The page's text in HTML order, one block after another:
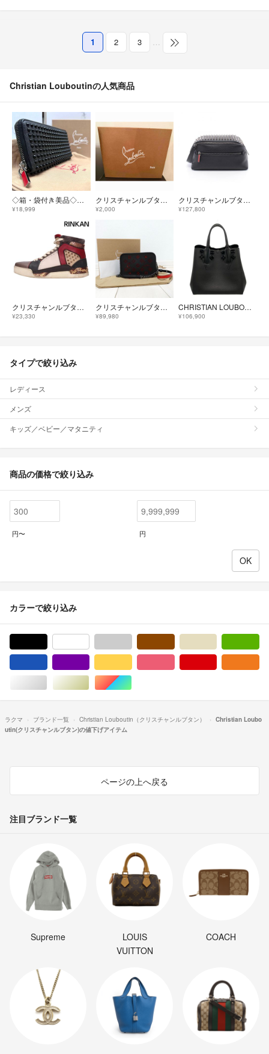
1 2 3
Christian Louboutinの人気商品
◇箱・袋付き美品◇ルブタン パネトーネ スパイクスタッズ長財布 シボ革 ブラック
¥18,999
クリスチャンルブタン louboutin 空箱
¥2,000
クリスチャンルブタン Christian Louboutin FUNKY セカンドバッグ クラッチバッグ バッグ レザー メンズ ブラック系 1265095B078 【新品】
¥127,800
クリスチャンルブタン エキゾチックレザー切替スタッズハイカットスニーカー メンズ 42
¥23,330
クリスチャンルブタン ラディオルビ クロスボディバッグ カメラバッグ ショルダーバッグ
¥89,980
CHRISTIAN LOUBOUTIN(クリスチャンルブタン) トートバッグ カバチック スモール 黒 スタッズ レザー
¥106,900
タイプで絞り込み
レディース
メンズ
キッズ／ベビー／マタニティ
商品の価格で絞り込み
円〜 円
カラーで絞り込み
シルバー/銀色系ゴールド/金色系マルチカラー
ラクマ ブランド一覧 Christian Louboutin（クリスチャンルブタン）
Christian Loubo
utin(クリスチャンルブタン)の値下げアイテム
ページの上へ戻る
注目ブランド一覧
Supreme
LOUIS
VUITTON
COACH